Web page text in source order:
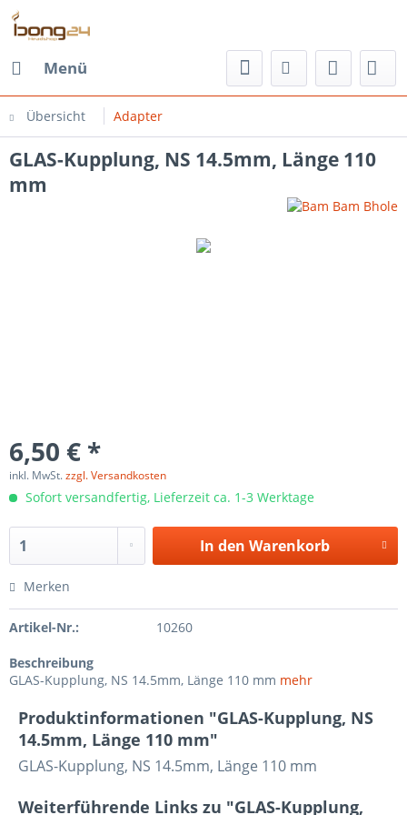
Menü
Übersicht Adapter
GLAS-Kupplung, NS 14.5mm, Länge 110
mm
6,50 € *
inkl. MwSt.zzgl. Versandkosten
Sofort versandfertig, Lieferzeit ca. 1-3 Werktage
In den Warenkorb
Merken
Artikel-Nr.: 10260
Beschreibung
GLAS-Kupplung, NS 14.5mm, Länge 110 mm mehr
Produktinformationen "GLAS-Kupplung, NS
14.5mm, Länge 110 mm"
GLAS-Kupplung, NS 14.5mm, Länge 110 mm
Weiterführende Links zu "GLAS-Kupplung,